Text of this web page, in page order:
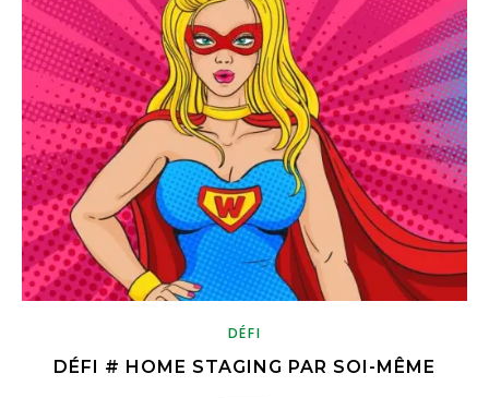
DÉFI
DÉFI # HOME STAGING PAR SOI-MÊME